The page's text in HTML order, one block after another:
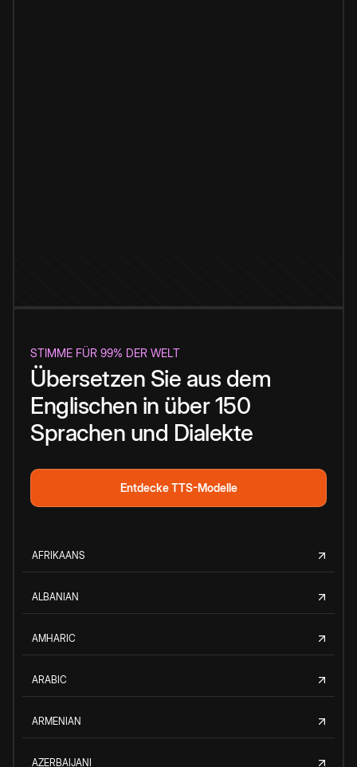
STIMME FÜR 99% DER WELT
Übersetzen Sie aus dem
Englischen in über 150
Sprachen und Dialekte
Entdecke TTS-Modelle
AFRIKAANS
ALBANIAN
AMHARIC
ARABIC
ARMENIAN
AZERBAIJANI